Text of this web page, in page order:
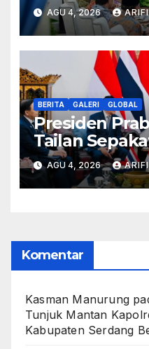
Tahunan
Pokok
AGU 4, 2026
BERITA GALERI GLOBAL
Presiden
Tailan
Kemitraan
Stabilitas
AGU 4, 2026
Komentar
Kasman Manurung
Tunjuk Mantan
Kabupaten Serdang